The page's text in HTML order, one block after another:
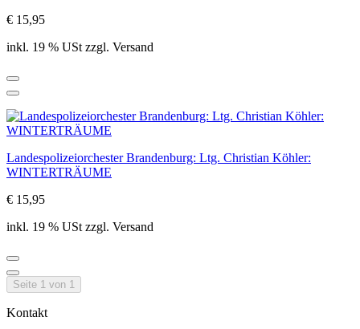
€ 15,95
inkl. 19 % USt zzgl. Versand
Landespolizeiorchester Brandenburg: Ltg. Christian Köhler:
WINTERTRÄUME
€ 15,95
inkl. 19 % USt zzgl. Versand
Seite 1 von 1
Kontakt